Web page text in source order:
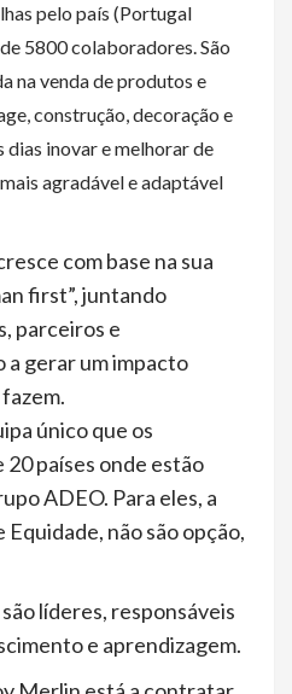
pelo país (Portugal
5800 colaboradores. São
na venda de produtos e
construção, decoração e
inovar e melhorar de
agradável e adaptável
com base na sua
first”, juntando
parceiros e
gerar um impacto
único que os
20 países onde estão
ADEO. Para eles, a
não são opção,
líderes, responsáveis
e aprendizagem.